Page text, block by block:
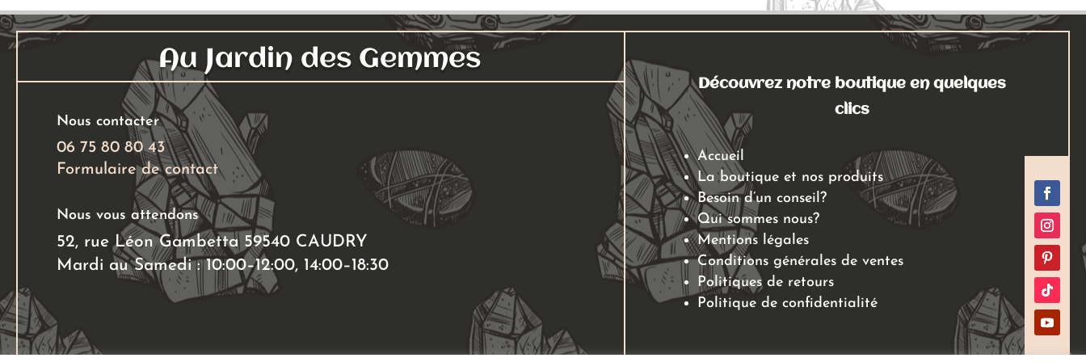
choisies
sur
la
page
du
produit
être
choisies
la
Au Jardin des Gemmes
Nous contacter
06 75 80 80 43
Formulaire de contact
Nous vous attendons
52, rue Léon Gambetta 59540 CAUDRY
Mardi au Samedi : 10:00–12:00, 14:00–18:30
Découvrez notre boutique en quelques
clics
Accueil
La boutique et nos produits
Besoin d’un conseil?
Qui sommes nous?
Mentions légales
Conditions générales de ventes
Politiques de retours
Politique de confidentialité